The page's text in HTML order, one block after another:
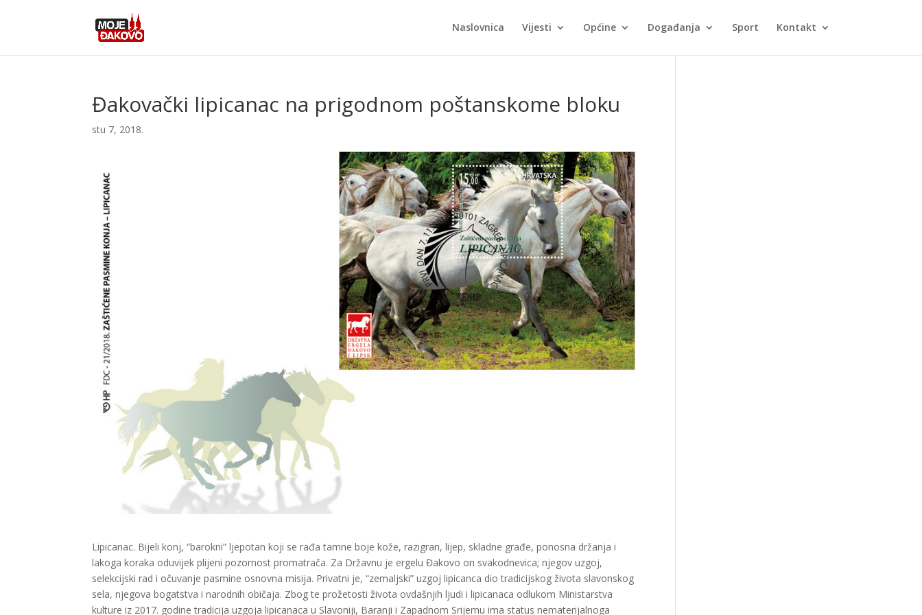
Naslovnica Vijesti Općine Događanja Sport Kontakt
Đakovački lipicanac na prigodnom poštanskome bloku
stu 7, 2018.
Lipicanac. Bijeli konj, “barokni” ljepotan koji se rađa tamne boje kože, razigran, lijep, skladne građe, ponosna držanja i
lakoga koraka oduvijek plijeni pozornost promatrača. Za Državnu je ergelu Đakovo on svakodnevica; njegov uzgoj,
selekcijski rad i očuvanje pasmine osnovna misija. Privatni je, “zemaljski” uzgoj lipicanca dio tradicijskog života slavonskog
sela, njegova bogatstva i narodnih običaja. Zbog te prožetosti života ovdašnjih ljudi i lipicanaca odlukom Ministarstva
kulture iz 2017. godine tradicija uzgoja lipicanaca u Slavoniji, Baranji i Zapadnom Srijemu ima status nematerijalnoga